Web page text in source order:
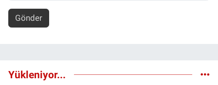
Gönder
Yükleniyor...